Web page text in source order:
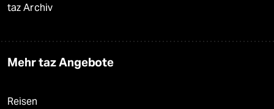
taz Archiv
Mehr taz Angebote
Reisen